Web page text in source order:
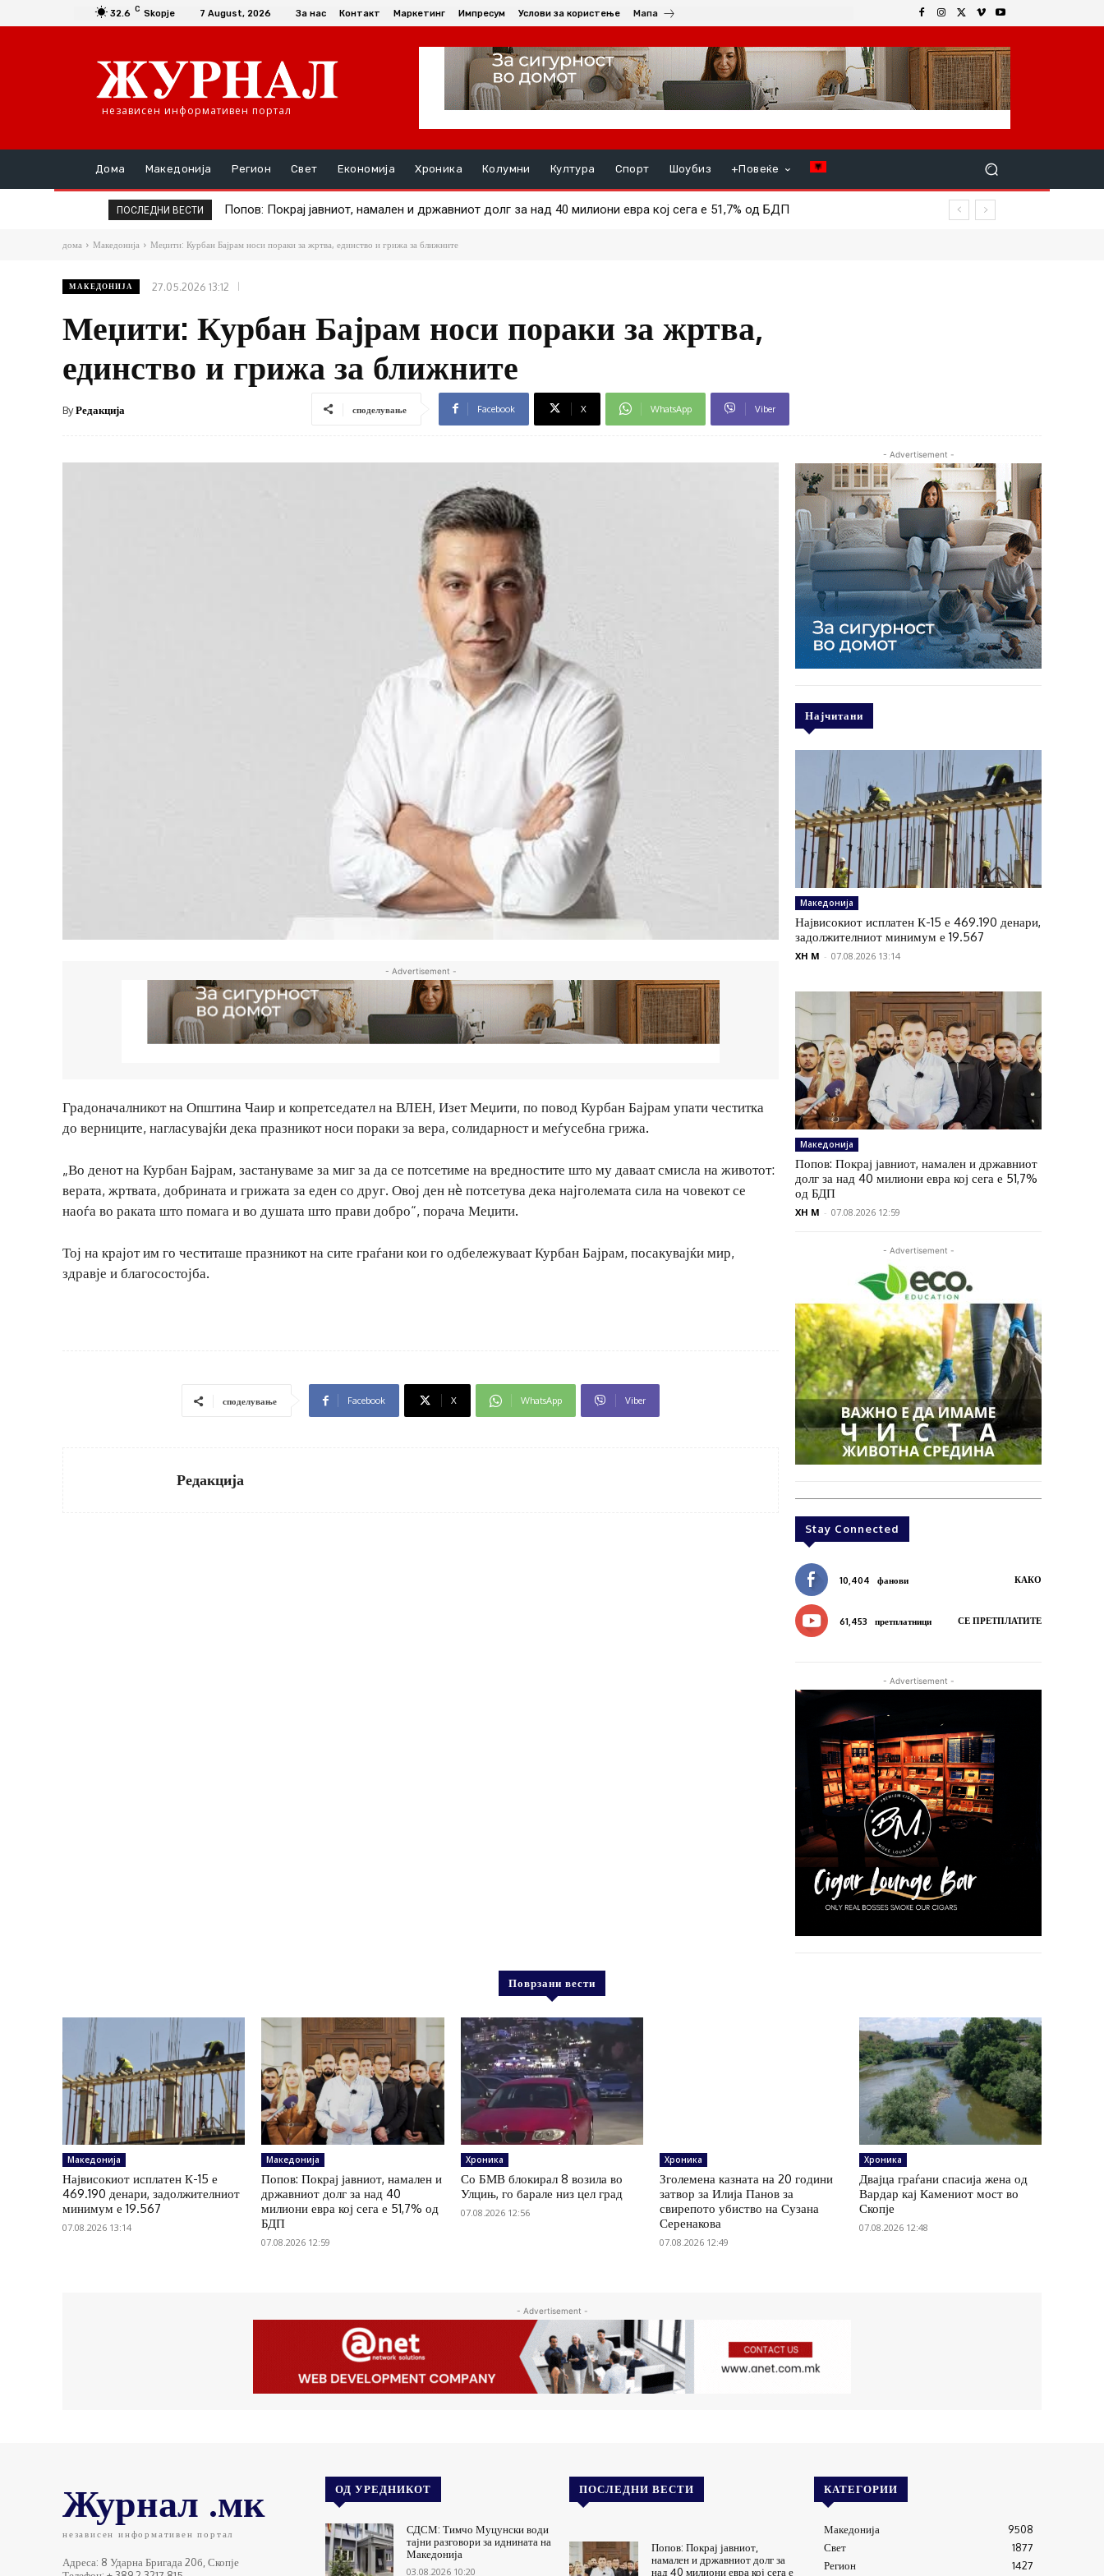
32.6 C Skopje 7 August, 2026 За нас Контакт Маркетинг Импресум Услови за користење Мапа
независен информативен портал
Дома Македонија Регион Свет Економија Хроника Колумни Култура Спорт Шоубиз +Повеќе
ПОСЛЕДНИ ВЕСТИ Попов: Покрај јавниот, намален и државниот долг за над 40 милиони евра кој сега е 51,7% од БДП
Со БМВ блокирал 8 возила во Улцињ, го барале низ цел град
дома Македонија Меџити: Курбан Бајрам носи пораки за жртва, единство и грижа за ближните
МАКЕДОНИЈА 27.05.2026 13:12
Меџити: Курбан Бајрам носи пораки за жртва,
единство и грижа за ближните
ByРедакција споделување Facebook X WhatsApp Viber
- Advertisement -
Градоначалникот на Општина Чаир и копретседател на ВЛЕН, Изет Меџити, по повод Курбан Бајрам упати честитка
до верниците, нагласувајќи дека празникот носи пораки за вера, солидарност и меѓусебна грижа.
„Во денот на Курбан Бајрам, застануваме за миг за да се потсетиме на вредностите што му даваат смисла на животот:
верата, жртвата, добрината и грижата за еден со друг. Овој ден нè потсетува дека најголемата сила на човекот се
наоѓа во раката што помага и во душата што прави добро“, порача Меџити.
Тој на крајот им го честиташе празникот на сите граѓани кои го одбележуваат Курбан Бајрам, посакувајќи мир,
здравје и благосостојба.
споделување Facebook X WhatsApp Viber
Редакција
- Advertisement -
Најчитани
Македонија
Највисокиот исплатен К-15 е 469.190 денари,
задолжителниот минимум е 19.567
XH M - 07.08.2026 13:14
Македонија
Попов: Покрај јавниот, намален и државниот
долг за над 40 милиони евра кој сега е 51,7%
од БДП
XH M - 07.08.2026 12:59
- Advertisement -
Stay Connected
10,404 фанови КАКО
61,453 претплатници СЕ ПРЕТПЛАТИТЕ
- Advertisement -
Поврзани вести
Македонија
Највисокиот исплатен К-15 е
469.190 денари, задолжителниот
минимум е 19.567
07.08.2026 13:14
Македонија
Попов: Покрај јавниот, намален и
државниот долг за над 40
милиони евра кој сега е 51,7% од
БДП
07.08.2026 12:59
Хроника
Со БМВ блокирал 8 возила во
Улцињ, го барале низ цел град
07.08.2026 12:56
Хроника
Зголемена казната на 20 години
затвор за Илија Панов за
свирепото убиство на Сузана
Серенакова
07.08.2026 12:49
Хроника
Двајца граѓани спасија жена од
Вардар кај Камениот мост во
Скопје
07.08.2026 12:48
- Advertisement -
Журнал .мк
независен информативен портал
Адреса: 8 Ударна Бригада 20б, Скопје
ОД УРЕДНИКОТ
СДСМ: Тимчо Муцунски води
тајни разговори за иднината на
Македонија
03.08.2026 10:20
ПОСЛЕДНИ ВЕСТИ
Попов: Покрај јавниот,
намален и државниот долг за
над 40 милиони евра кој сега е
КАТЕГОРИИ
Македонија
9508
Свет
1877
Регион
1427